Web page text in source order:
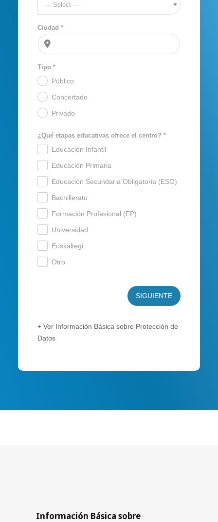
--- Select ---
Ciudad *
Tipo *
Público
Concertado
Privado
¿Qué etapas educativas ofrece el centro? *
Educación Infantil
Educación Primaria
Educación Secundaria Obligatoria (ESO)
Bachillerato
Formación Profesional (FP)
Universidad
Euskaltegi
Otro
SIGUIENTE
+ Ver Información Básica sobre Protección de
Datos
Información Básica sobre